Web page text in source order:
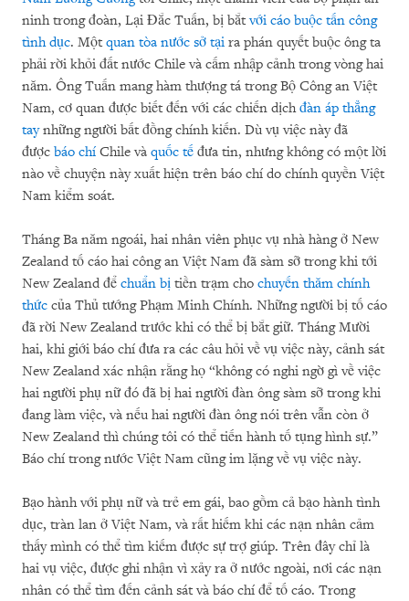
ninh trong đoàn, Lại Đắc Tuấn, bị bắtvới cáo buộc tấn công
tình dục. Một quan tòa nước sở tại ra phán quyết buộc ông ta
phải rời khỏi đất nước Chile và cấm nhập cảnh trong vòng hai
năm. Ông Tuấn mang hàm thượng tá trong Bộ Công an Việt
Nam, cơ quan được biết đến với các chiến dịchđàn áp thẳng
taynhững người bất đồng chính kiến. Dù vụ việc này đã
được báo chí Chile và quốc tế đưa tin, nhưng không có một lời
nào về chuyện này xuất hiện trên báo chí do chính quyền Việt
Nam kiểm soát.
Tháng Ba năm ngoái, hai nhân viên phục vụ nhà hàng ở New
Zealand tố cáo hai công an Việt Nam đã sàm sỡ trong khi tới
New Zealand để chuẩn bị tiền trạm cho chuyến thăm chính
thức của Thủ tướng Phạm Minh Chính. Những người bị tố cáo
đã rời New Zealand trước khi có thể bị bắt giữ. Tháng Mười
hai, khi giới báo chí đưa ra các câu hỏi về vụ việc này, cảnh sát
New Zealand xác nhận rằng họ “không có nghi ngờ gì về việc
hai người phụ nữ đó đã bị hai người đàn ông sàm sỡ trong khi
đang làm việc, và nếu hai người đàn ông nói trên vẫn còn ở
New Zealand thì chúng tôi có thể tiến hành tố tụng hình sự.”
Báo chí trong nước Việt Nam cũng im lặng về vụ việc này.
Bạo hành với phụ nữ và trẻ em gái, bao gồm cả bạo hành tình
dục, tràn lan ở Việt Nam, và rất hiếm khi các nạn nhân cảm
thấy mình có thể tìm kiếm được sự trợ giúp. Trên đây chỉ là
hai vụ việc, được ghi nhận vì xảy ra ở nước ngoài, nơi các nạn
nhân có thể tìm đến cảnh sát và báo chí để tố cáo. Trong